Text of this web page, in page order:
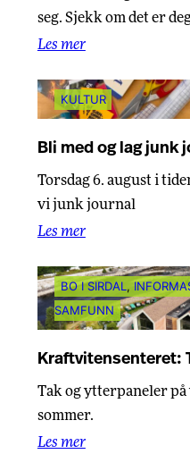
seg. Sjekk om det er
Les mer
KULTUR
Bli med og lag junk
Torsdag 6. august i
vi junk journal
Les mer
BO I SIRDAL,
SAMFUNN
Kraftvitensenteret:
Tak og ytterpaneler
sommer.
Les mer